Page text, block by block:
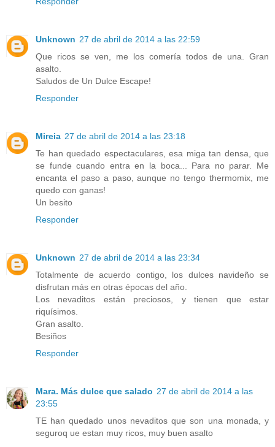
Unknown 27 de abril de 2014 a las 22:59
Que ricos se ven, me los comería todos de una. Gran
asalto.
Saludos de Un Dulce Escape!
Responder
Mireia 27 de abril de 2014 a las 23:18
Te han quedado espectaculares, esa miga tan densa, que
se funde cuando entra en la boca... Para no parar. Me
encanta el paso a paso, aunque no tengo thermomix, me
quedo con ganas!
Un besito
Responder
Unknown 27 de abril de 2014 a las 23:34
Totalmente de acuerdo contigo, los dulces navideño se
disfrutan más en otras épocas del año.
Los nevaditos están preciosos, y tienen que estar
riquísimos.
Gran asalto.
Besiños
Responder
Mara. Más dulce que salado 27 de abril de 2014 a las
23:55
TE han quedado unos nevaditos que son una monada, y
seguroq ue estan muy ricos, muy buen asalto